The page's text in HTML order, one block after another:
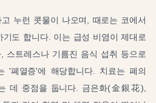
누런 콧물이 나오며, 때로는 코에서
도 합니다. 이는 급성 비염이 제대로
스트레스나 기름진 음식 섭취 등으로
'폐열증'에 해당합니다. 치료는 폐의
데 중점을 둡니다. 금은화(金銀花),